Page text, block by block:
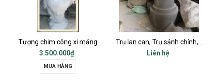
Trụ lan can, Trụ sảnh chính, Trụ cột ban công, Trụ bậc tam cấp
Liên hệ
Liên hệ